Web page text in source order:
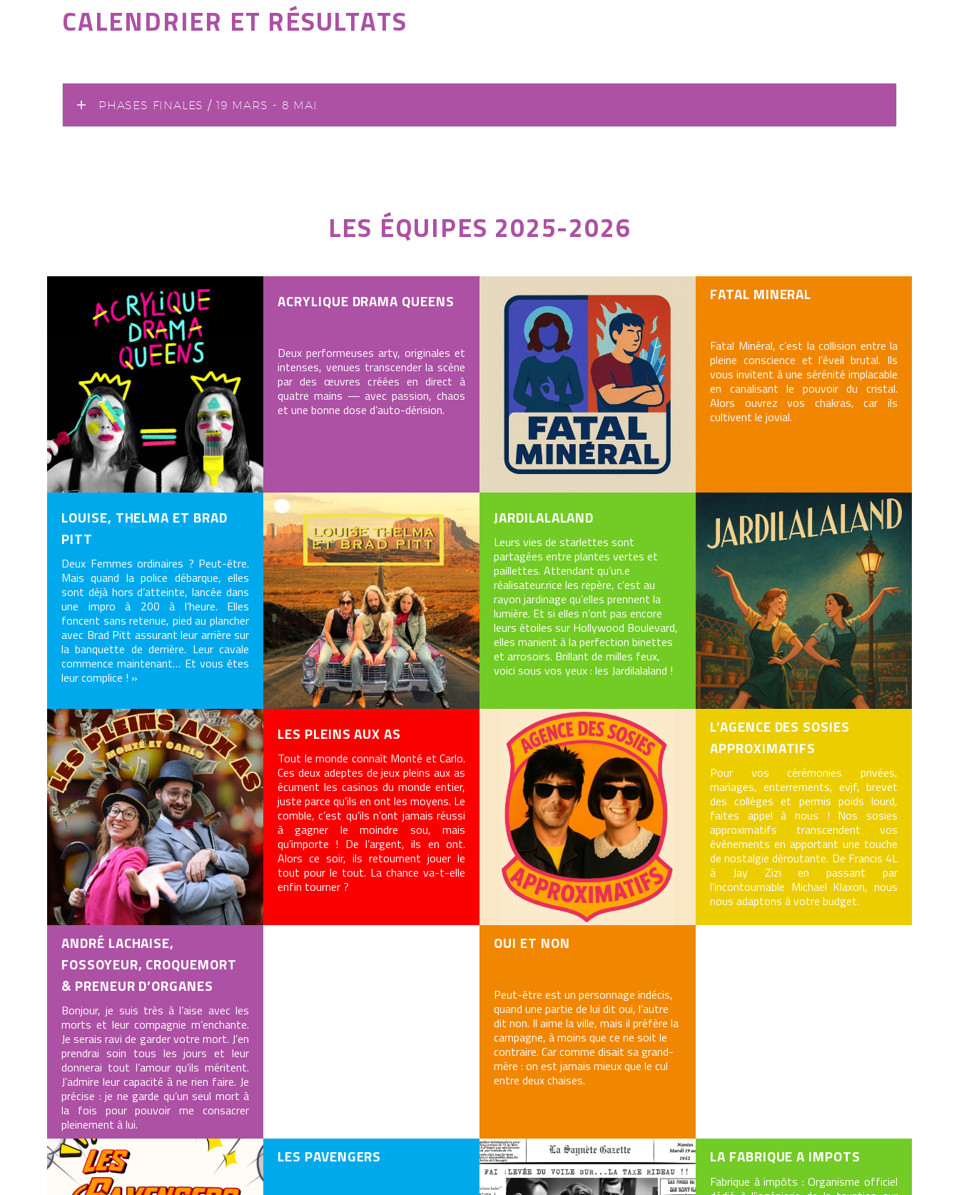
CALENDRIER ET RÉSULTATS
PHASES FINALES / 19 MARS - 8 MAI
LES ÉQUIPES 2025-2026
ACRYLIQUE DRAMA QUEENS
Deux performeuses arty, originales et
intenses, venues transcender la scène
par des œuvres créées en direct à
quatre mains — avec passion, chaos
et une bonne dose d’auto-dérision.
FATAL MINERAL
Fatal Minéral, c’est la collision entre la
pleine conscience et l’éveil brutal. Ils
vous invitent à une sérénité implacable
en canalisant le pouvoir du cristal.
Alors ouvrez vos chakras, car ils
cultivent le jovial.
LOUISE, THELMA ET BRAD
PITT
Deux Femmes ordinaires ? Peut-être.
Mais quand la police débarque, elles
sont déjà hors d’atteinte, lancée dans
une impro à 200 à l’heure. Elles
foncent sans retenue, pied au plancher
avec Brad Pitt assurant leur arrière sur
la banquette de derrière. Leur cavale
commence maintenant… Et vous êtes
leur complice ! »
JARDILALALAND
Leurs vies de starlettes sont
partagées entre plantes vertes et
paillettes. Attendant qu’un.e
réalisateur.rice les repère, c’est au
rayon jardinage qu’elles prennent la
lumière. Et si elles n’ont pas encore
leurs étoiles sur Hollywood Boulevard,
elles manient à la perfection binettes
et arrosoirs. Brillant de milles feux,
voici sous vos yeux : les Jardilalaland !
LES PLEINS AUX AS
Tout le monde connaît Monté et Carlo.
Ces deux adeptes de jeux pleins aux as
écument les casinos du monde entier,
juste parce qu’ils en ont les moyens. Le
comble, c’est qu’ils n’ont jamais réussi
à gagner le moindre sou, mais
qu’importe ! De l’argent, ils en ont.
Alors ce soir, ils retournent jouer le
tout pour le tout. La chance va-t-elle
enfin tourner ?
L’AGENCE DES SOSIES
APPROXIMATIFS
Pour vos cérémonies privées,
mariages, enterrements, evjf, brevet
des collèges et permis poids lourd,
faites appel à nous ! Nos sosies
approximatifs transcendent vos
événements en apportant une touche
de nostalgie déroutante. De Francis 4L
à Jay Zizi en passant par
l’incontournable Michael Klaxon, nous
nous adaptons à votre budget.
ANDRÉ LACHAISE,
FOSSOYEUR, CROQUEMORT
& PRENEUR D’ORGANES
Bonjour, je suis très à l’aise avec les
morts et leur compagnie m’enchante.
Je serais ravi de garder votre mort. J’en
prendrai soin tous les jours et leur
donnerai tout l’amour qu’ils méritent.
J’admire leur capacité à ne rien faire. Je
précise : je ne garde qu’un seul mort à
la fois pour pouvoir me consacrer
pleinement à lui.
OUI ET NON
Peut-être est un personnage indécis,
quand une partie de lui dit oui, l’autre
dit non. Il aime la ville, mais il préfère la
campagne, à moins que ce ne soit le
contraire. Car comme disait sa grand-
mère : on est jamais mieux que le cul
entre deux chaises.
LES PAVENGERS LA FABRIQUE A IMPOTS
Fabrique à impôts : Organisme officiel